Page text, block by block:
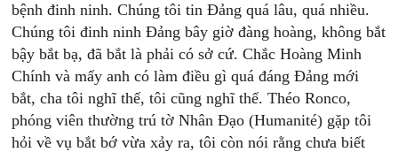
bệnh đinh ninh. Chúng tôi tin Ðảng quá lâu, quá nhiều.
Chúng tôi đinh ninh Ðảng bây giờ đàng hoàng, không bắt
bậy bắt bạ, đã bắt là phải có sở cứ. Chắc Hoàng Minh
Chính và mấy anh có làm điều gì quá đáng Ðảng mới
bắt, cha tôi nghĩ thế, tôi cũng nghĩ thế. Théo Ronco,
phóng viên thường trú tờ Nhân Ðạo (Humanité) gặp tôi
hỏi về vụ bắt bớ vừa xảy ra, tôi còn nói rằng chưa biết